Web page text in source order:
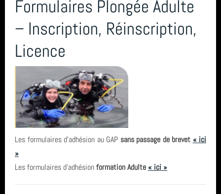
inscription
Hikeric
Le Croisic
centre de plongée
année 2011 (1)
année 2010 (6)
année 2007 (3)
année 2006 (1)
total (111)
Formulaires Plongée Adulte
– Inscription, Réinscription,
Licence
Les formulaires d'adhésion au GAP sans passage de brevet « ici
»
Les formulaires d'adhésionformation Adulte« ici »